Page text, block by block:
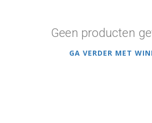
Geen producten
GA VERDER MET